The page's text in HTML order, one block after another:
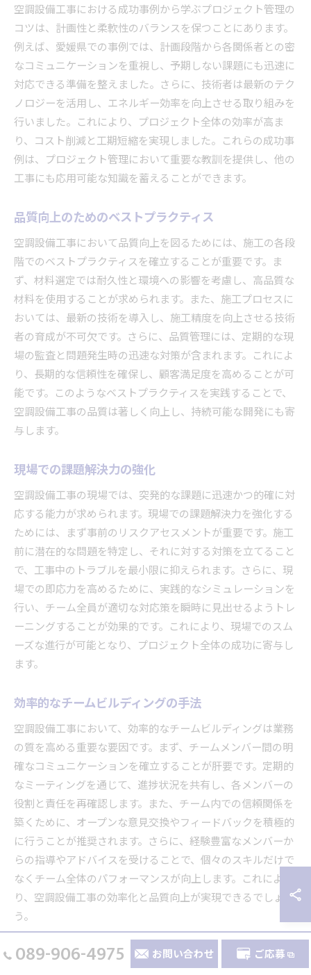
空調設備工事における成功事例から学ぶプロジェクト管理の
コツは、計画性と柔軟性のバランスを保つことにあります。
例えば、愛媛県での事例では、計画段階から各関係者との密
なコミュニケーションを重視し、予期しない課題にも迅速に
対応できる準備を整えました。さらに、技術者は最新のテク
ノロジーを活用し、エネルギー効率を向上させる取り組みを
行いました。これにより、プロジェクト全体の効率が高ま
り、コスト削減と工期短縮を実現しました。これらの成功事
例は、プロジェクト管理において重要な教訓を提供し、他の
工事にも応用可能な知識を蓄えることができます。
品質向上のためのベストプラクティス
空調設備工事において品質向上を図るためには、施工の各段
階でのベストプラクティスを確立することが重要です。ま
ず、材料選定では耐久性と環境への影響を考慮し、高品質な
材料を使用することが求められます。また、施工プロセスに
おいては、最新の技術を導入し、施工精度を向上させる技術
者の育成が不可欠です。さらに、品質管理には、定期的な現
場の監査と問題発生時の迅速な対策が含まれます。これによ
り、長期的な信頼性を確保し、顧客満足度を高めることが可
能です。このようなベストプラクティスを実践することで、
空調設備工事の品質は著しく向上し、持続可能な開発にも寄
与します。
現場での課題解決力の強化
空調設備工事の現場では、突発的な課題に迅速かつ的確に対
応する能力が求められます。現場での課題解決力を強化する
ためには、まず事前のリスクアセスメントが重要です。施工
前に潜在的な問題を特定し、それに対する対策を立てること
で、工事中のトラブルを最小限に抑えられます。さらに、現
場での即応力を高めるために、実践的なシミュレーションを
行い、チーム全員が適切な対応策を瞬時に見出せるようトレ
ーニングすることが効果的です。これにより、現場でのスム
ーズな進行が可能となり、プロジェクト全体の成功に寄与し
ます。
効率的なチームビルディングの手法
空調設備工事において、効率的なチームビルディングは業務
の質を高める重要な要因です。まず、チームメンバー間の明
確なコミュニケーションを確立することが肝要です。定期的
なミーティングを通じて、進捗状況を共有し、各メンバーの
役割と責任を再確認します。また、チーム内での信頼関係を
築くために、オープンな意見交換やフィードバックを積極的
に行うことが推奨されます。さらに、経験豊富なメンバーか
らの指導やアドバイスを受けることで、個々のスキルだけで
なくチーム全体のパフォーマンスが向上します。これによ
り、空調設備工事の効率化と品質向上が実現できるでしょ
う。
プロジェクトの進捗管理ツールの活用法
089-906-4975 お問い合わせ ご応募